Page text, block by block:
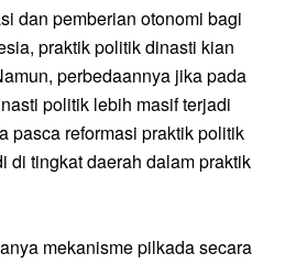
dan pemberian otonomi bagi
praktik politik dinasti kian
perbedaannya jika pada
politik lebih masif terjadi
pasca reformasi praktik politik
di tingkat daerah dalam praktik
mekanisme pilkada secara